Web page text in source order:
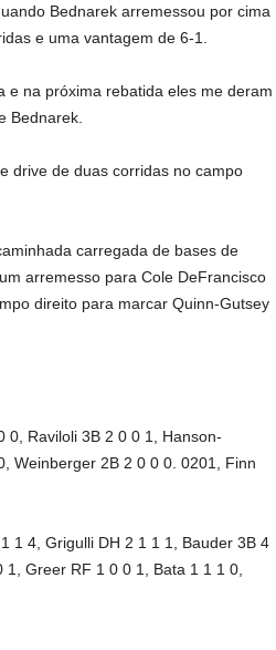
Bednarek arremessou por cima
e uma vantagem de 6-1.
e na próxima rebatida eles me deram
Bednarek.
drive de duas corridas no campo
carregada de bases de
arremesso para Cole DeFrancisco
direito para marcar Quinn-Gutsey
0, Raviloli 3B 2 0 0 1, Hanson-
Weinberger 2B 2 0 0 0. 0201, Finn
1 4, Grigulli DH 2 1 1 1, Bauder 3B 4
Greer RF 1 0 0 1, Bata 1 1 1 0,